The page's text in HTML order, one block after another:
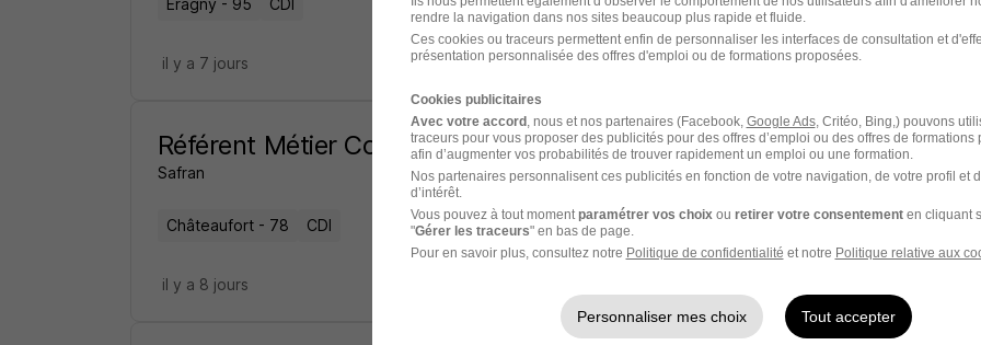
Éragny - 95 CDI
Voir l’offre
il y a 7 jours
Référent Métier Conception Mécanique H/F
Safran
Châteaufort - 78 CDI
il y a 8 jours
rendre la navigation dans nos sites beaucoup plus rapide et fluide.
Ces cookies ou traceurs permettent enfin de personnaliser les interfaces de consultation et
présentation personnalisée des offres d'emploi ou de formations proposées.
Cookies publicitaires
Avec votre accord, nous et nos partenaires (Facebook, Google Ads, Critéo, Bing,) pouvons
traceurs pour vous proposer des publicités pour des offres d’emploi ou des offres de formations
afin d’augmenter vos probabilités de trouver rapidement un emploi ou une formation.
Nos partenaires personnalisent ces publicités en fonction de votre navigation, de votre profil et
d’intérêt.
Vous pouvez à tout moment paramétrer vos choix ou retirer votre consentementen cliquant
"Gérer les traceurs" en bas de page.
Pour en savoir plus, consultez notre Politique de confidentialité et notre Politique relative aux
Personnaliser mes choix Tout accepter